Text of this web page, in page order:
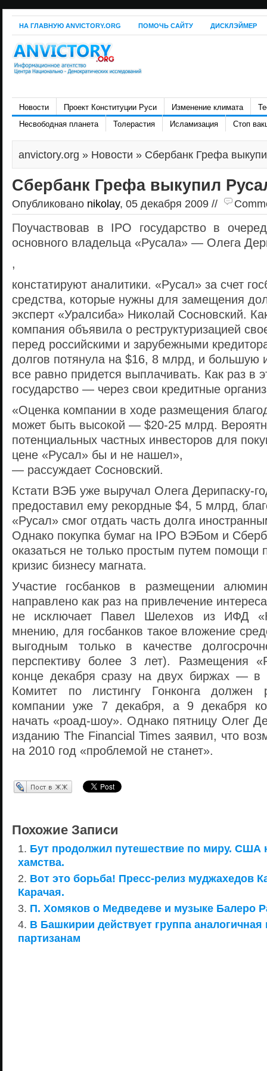
НА ГЛАВНУЮ ANVICTORY.ORG ПОМОЧЬ САЙТУ ДИСКЛЭЙМЕР
Новости Проект Конституции Руси Изменение климата
Несвободная планета
Толерастия Исламизация Стоп
anvictory.org » Новости » Сбербанк Грефа
Сбербанк Грефа выкупил
Опубликовано nikolay, 05 декабря 2009 //
Поучаствовав в IPO государство в
основного владельца «Русала» — Олега
,
констатируют аналитики. «Русал» за счет
средства, которые нужны для замещения
эксперт «Уралсиба» Николай Сосновский.
компания объявила о реструктуризацией
перед российскими и зарубежными
долгов потянула на $16, 8 млрд, и большую
все равно придется выплачивать. Как раз в
государство — через свои кредитные
«Оценка компании в ходе размещения
может быть высокой — $20-25 млрд.
потенциальных частных инвесторов для
цене «Русал» бы и не нашел»,
— рассуждает Сосновский.
Кстати ВЭБ уже выручал Олега Дерипаску-
предоставил ему рекордные $4, 5 млрд,
«Русал» смог отдать часть долга
Однако покупка бумаг на IPO ВЭБом и
оказаться не только простым путем помощи
кризис бизнесу магната.
Участие госбанков в размещении
направлено как раз на привлечение
не исключает Павел Шелехов из ИФД
мнению, для госбанков такое вложение
выгодным только в качестве
перспективу более 3 лет). Размещения
конце декабря сразу на двух биржах — в
Комитет по листингу Гонконга должен
компании уже 7 декабря, а 9 декабря
начать «роад-шоу». Однако пятницу Олег
изданию The Financial Times заявил, что
на 2010 год «проблемой не станет».
Перепост в ЖЖ
Похожие Записи
Бут продолжил путешествие по миру. США
хамства.
Вот это борьба! Пресс-релиз муджахедов
Карачая.
П. Хомяков о Медведеве и музыке Балеро
В Башкирии действует группа
партизанам